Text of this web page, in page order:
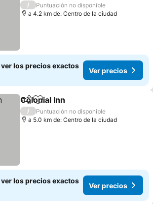
/
Puntuación no disponible
a 4.2 km de: Centro de la ciudad
los precios exactos
Ver precios
CompartirAgregar a favoritos
Colonial Inn
/
Puntuación no disponible
a 5.0 km de: Centro de la ciudad
los precios exactos
Ver precios